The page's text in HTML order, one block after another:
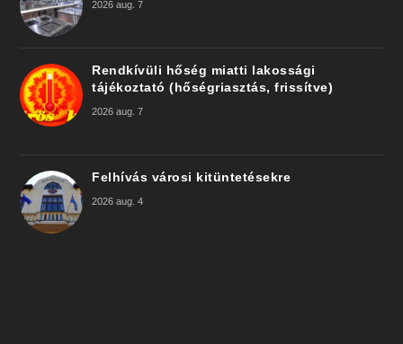
2026 aug. 7
Rendkívüli hőség miatti lakossági
tájékoztató (hőségriasztás, frissítve)
2026 aug. 7
Felhívás városi kitüntetésekre
2026 aug. 4